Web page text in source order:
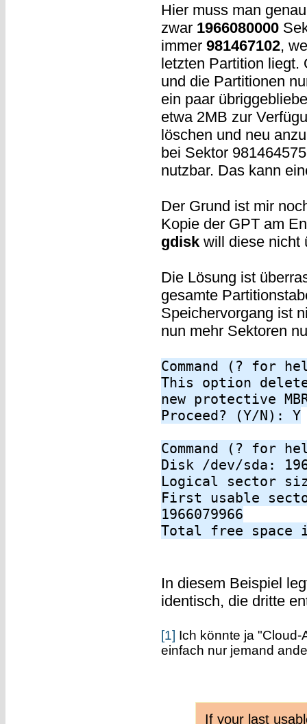
Hier muss man
zwar 1966080000
immer 981467102,
letzten Partition liegt.
und die Partitionen
ein paar
etwa 2MB zur
löschen und neu
bei Sektor
nutzbar. Das kann
Der Grund ist mir
Kopie der GPT am
gdiskwill diese nicht
Die Lösung ist
gesamte
Speichervorgang ist
nun mehr Sektoren
Command (? for
This option
new protective
Proceed? (Y/N): Y
Command (? for
Disk /dev/sda:
Logical sector
First usable
1966079966
Total free space
In diesem Beispiel
identisch, die dritte
[1] Ich könnte ja
einfach nur jemand
If your last